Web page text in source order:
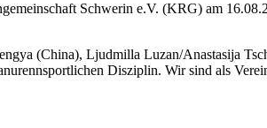
Schwerin e.V. (KRG) am
(China), Ljudmilla Luzan/Anastasija
Disziplin. Wir sind als